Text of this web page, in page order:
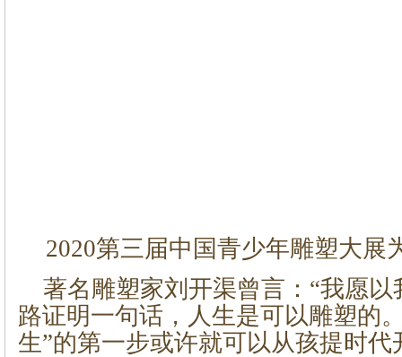
2020第三届中国青少年雕塑大展
著名雕塑家刘开渠曾言：“我愿
路证明一句话，人生是可以雕塑的
生”的第一步或许就可以从孩提时代